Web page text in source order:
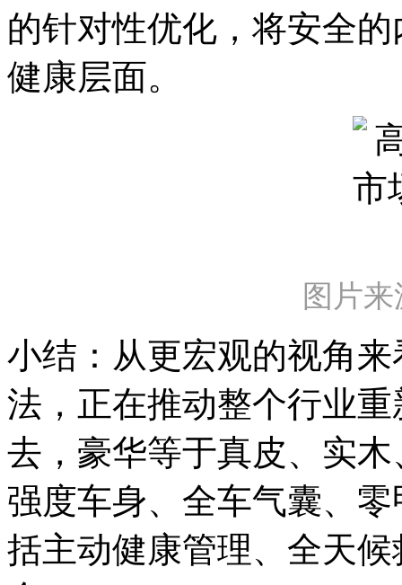
的针对性优化，将安全
健康层面。
图片
小结：从更宏观的视角
法，正在推动整个行业
去，豪华等于真皮、实
强度车身、全车气囊、
括主动健康管理、全天